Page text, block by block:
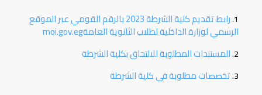
رابط تقديم كلية الشرطة 2023 بالرقم القومي عبر الموقع
الرسمي لوزارة الداخلية لطلاب الثانوية العامةmoi.gov.eg
المستندات المطلوبة للالتحاق بكلية الشرطة
تخصصات مطلوبة في كلية الشرطة